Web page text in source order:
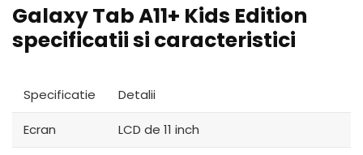
Galaxy Tab A11+ Kids Edition
specificatii si caracteristici
Specificatie Detalii
Ecran LCD de 11 inch